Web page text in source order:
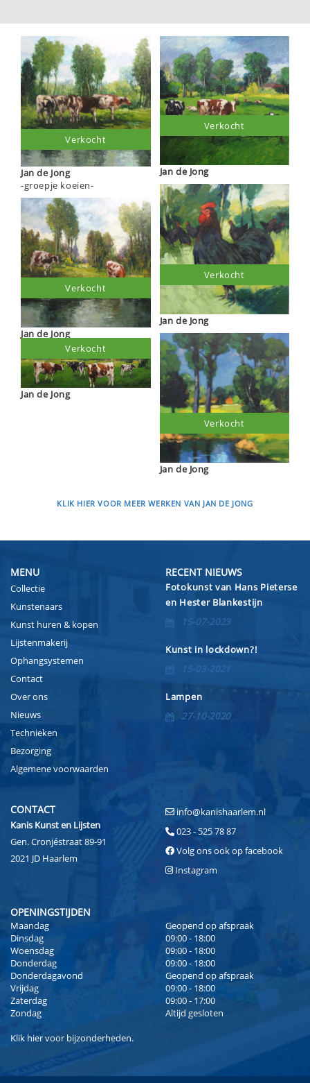
Jan de Jong
-groepje koeien-
Verkocht
Jan de Jong
Verkocht
Jan de Jong
Verkocht
Jan de Jong
Verkocht
Jan de Jong
Verkocht
Jan de Jong
Verkocht
KLIK HIER VOOR MEER WERKEN VAN JAN DE JONG
MENU
Collectie
Kunstenaars
Kunst huren & kopen
Lijstenmakerij
Ophangsystemen
Contact
Over ons
Nieuws
Technieken
Bezorging
Algemene voorwaarden
RECENT NIEUWS
Fotokunst van Hans Pieterse
en Hester Blankestijn
15-07-2023
Kunst in lockdown?!
15-03-2021
Lampen
27-10-2020
CONTACT
Kanis Kunst en Lijsten
Gen. Cronjéstraat 89-91
2021 JD Haarlem
info@kanishaarlem.nl
023 - 525 78 87
Volg ons ook op facebook
Instagram
OPENINGSTIJDEN
Maandag
Geopend op afspraak
Dinsdag
09:00 - 18:00
Woensdag
09:00 - 18:00
Donderdag
09:00 - 18:00
Donderdagavond
Geopend op afspraak
Vrijdag
09:00 - 18:00
Zaterdag
09:00 - 17:00
Zondag
Altijd gesloten
Klik hiervoor bijzonderheden.